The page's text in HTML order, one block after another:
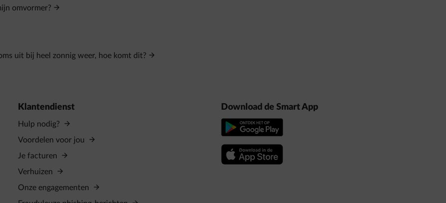
omvormer?
uit bij heel zonnig weer, hoe komt dit?
Klantendienst
Hulp nodig?
Voordelen voor jou
Je facturen
Verhuizen
Onze engagementen
Download de Smart App